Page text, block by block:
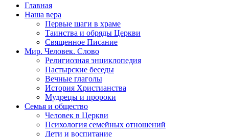
Главная
Наша вера
Первые шаги в храме
Таинства и обряды Церкви
Священное Писание
Мир. Человек. Слово
Религиозная энциклопедия
Пастырские беседы
Вечные глаголы
История Христианства
Мудрецы и пророки
Семья и общество
Человек в Церкви
Психология семейных отношений
Дети и воспитание